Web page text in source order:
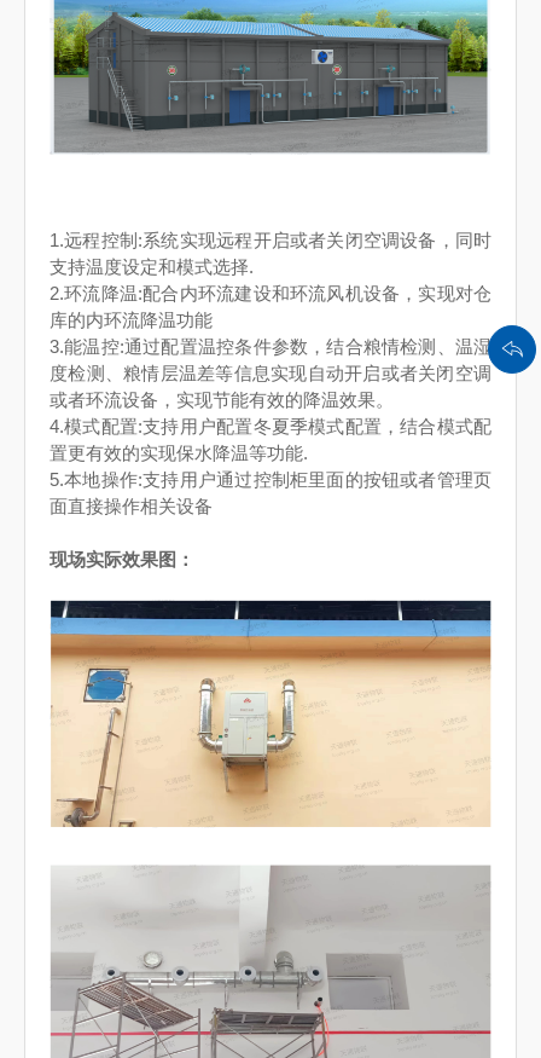
1.远程控制 :系统实现远程开启或者关闭空调设备，同时
支持温度设定和模式选择.
2.环流降温:配合内环流建设和环流风机设备，实现对仓
库的内环流降温功能
3.能温控:通过配置温控条件参数，结合粮情检测、温湿
度检测、粮情层温差等信息实现自动开启或者关闭空调
或者环流设备，实现节能有效的降温效果。
4.模式配置:支持用户配置冬夏季模式配置，结合模式配
置更有效的实现保水降温等功能.
5.本地操作:支持用户通过控制柜里面的按钮或者管理页
面直接操作相关设备
现场实际效果图：